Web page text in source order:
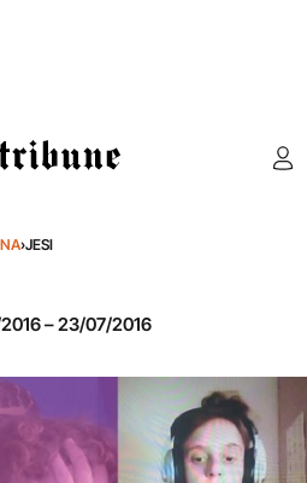
›JESI
–23/07/2016